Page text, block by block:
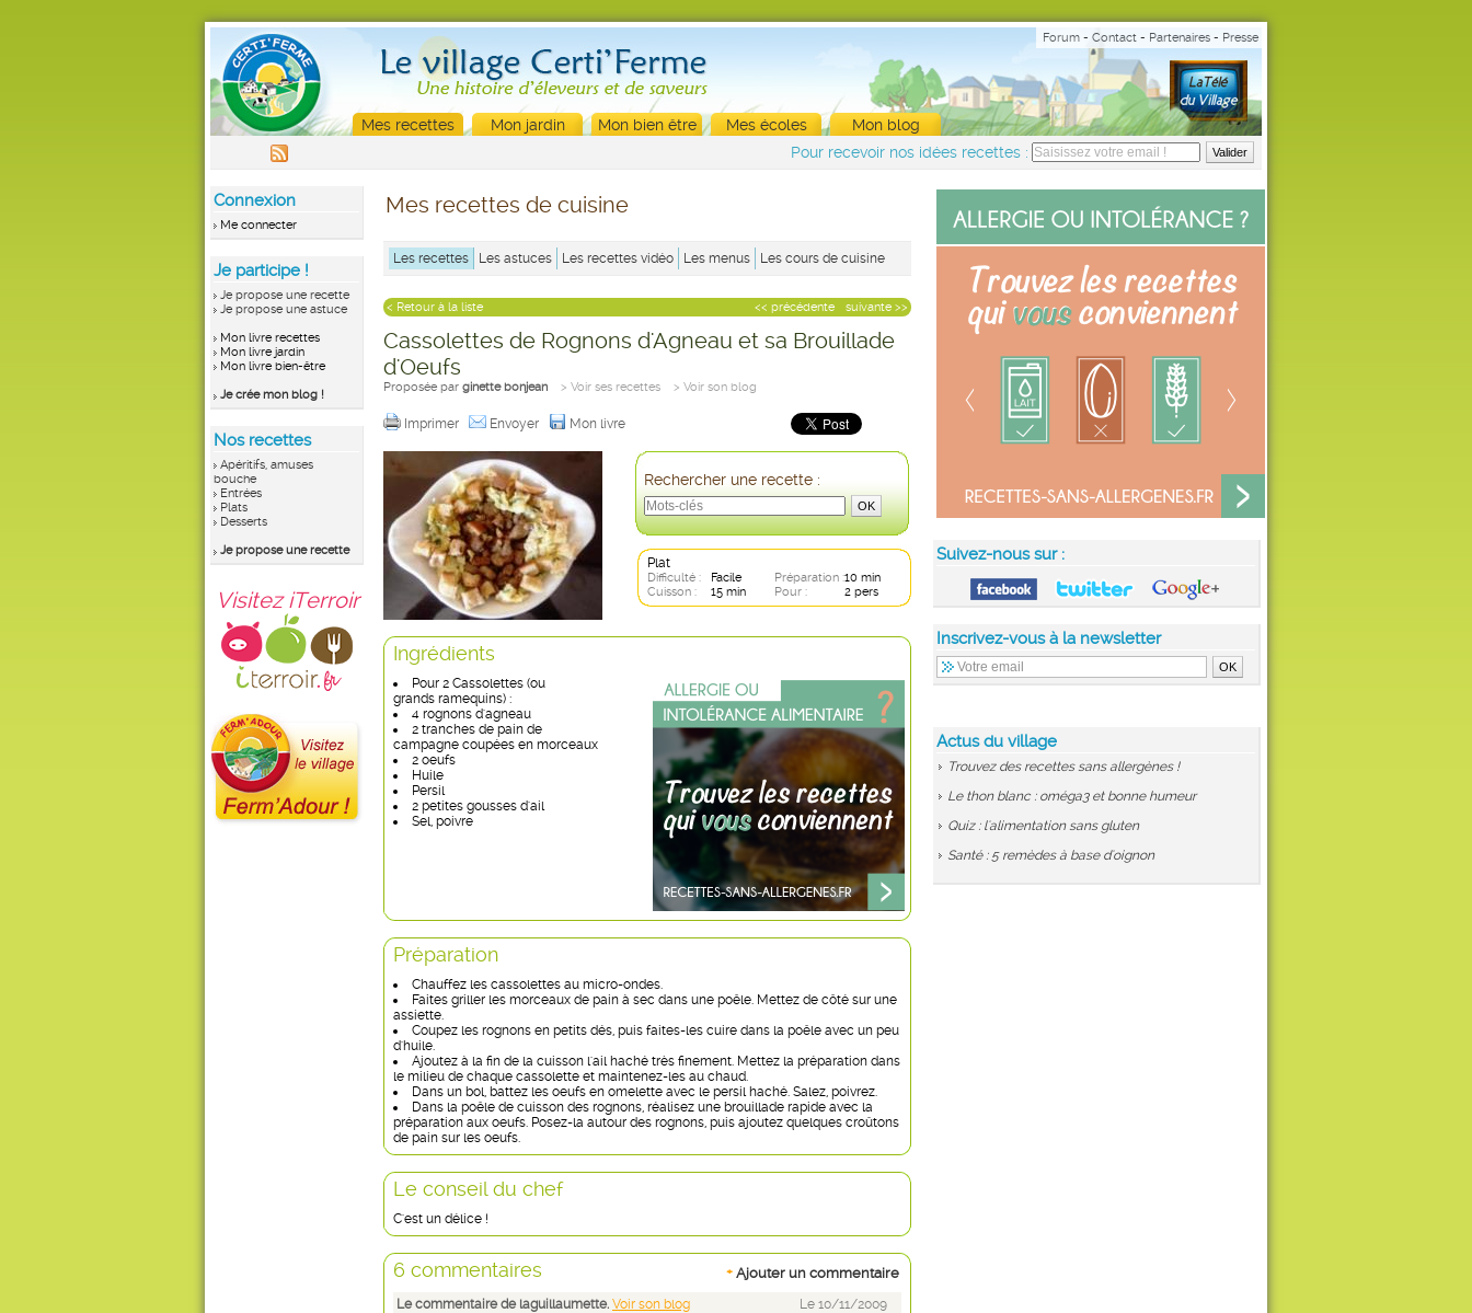
Forum - Contact - Partenaires - Presse
Mes recettes Mon jardin Mon bien être Mes écoles
Mon blog
Pour recevoir nos idées recettes :
Connexion
Me connecter
Je participe !
Je propose une recette
Je propose une astuce
Mon livre recettes
Mon livre jardin
Mon livre bien-être
Je crée mon blog !
Nos recettes
Apéritifs, amuses
bouche
Entrées
Plats
Desserts
Je propose une recette
Visitez iTerroir
Suivez-nous sur :
Inscrivez-vous à la newsletter
Actus du village
Trouvez des recettes sans allergènes !
Le thon blanc : oméga3 et bonne humeur
Quiz : l'alimentation sans gluten
Santé : 5 remèdes à base d'oignon
Mes recettes de cuisine
Les recettes Les astuces Les recettes vidéo Les menus Les cours de cuisine
suivante >>
<< précédente
< Retour à la liste
Cassolettes de Rognons d'Agneau et sa Brouillade
d'Oeufs
Proposée par ginette bonjean > Voir ses recettes > Voir son blog
Imprimer Envoyer Mon livre
Rechercher une recette :
Plat
Difficulté : Facile Préparation :10 min
Cuisson :
15 min Pour : 2 pers
Ingrédients
Pour 2 Cassolettes (ou
grands ramequins) :
4 rognons d'agneau
2 tranches de pain de
campagne coupées en morceaux
2 oeufs
Huile
Persil
2 petites gousses d'ail
Sel, poivre
Préparation
Chauffez les cassolettes au micro-ondes.
Faites griller les morceaux de pain à sec dans une poêle. Mettez de côté sur une
assiette.
Coupez les rognons en petits dés, puis faites-les cuire dans la poêle avec un peu
d'huile.
Ajoutez à la fin de la cuisson l'ail haché très finement. Mettez la préparation dans
le milieu de chaque cassolette et maintenez-les au chaud.
Dans un bol, battez les oeufs en omelette avec le persil haché. Salez, poivrez.
Dans la poêle de cuisson des rognons, réalisez une brouillade rapide avec la
préparation aux oeufs. Posez-la autour des rognons, puis ajoutez quelques croûtons
de pain sur les oeufs.
Le conseil du chef
C'est un délice !
+ Ajouter un commentaire
6 commentaires
Le commentaire de laguillaumette. Voir son blog
Le 10/11/2009